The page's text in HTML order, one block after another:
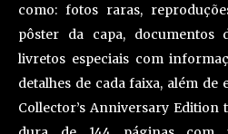
como: fotos raras,
pôster da capa, documentos
livretos especiais com
detalhes de cada faixa, além de
Collector’s Anniversary